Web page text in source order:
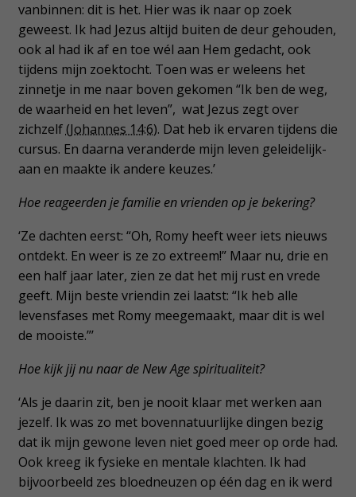
vanbinnen: dit is het. Hier was ik naar op zoek
geweest. Ik had Jezus altijd buiten de deur gehouden,
ook al had ik af en toe wél aan Hem gedacht, ook
tijdens mijn zoektocht. Toen was er weleens het
zinnetje in me naar boven gekomen “Ik ben de weg,
de waarheid en het leven”, wat Jezus zegt over
zichzelf(Johannes 14:6). Dat heb ik ervaren tijdens die
cursus. En daarna veranderde mijn leven geleidelijk-
aan en maakte ik andere keuzes.’
Hoe reageerden je familie en vrienden op je bekering?
‘Ze dachten eerst: “Oh, Romy heeft weer iets nieuws
ontdekt. En weer is ze zo extreem!” Maar nu, drie en
een half jaar later, zien ze dat het mij rust en vrede
geeft. Mijn beste vriendin zei laatst: “Ik heb alle
levensfases met Romy meegemaakt, maar dit is wel
de mooiste.”’
Hoe kijk jij nu naar de New Age spiritualiteit?
‘Als je daarin zit, ben je nooit klaar met werken aan
jezelf. Ik was zo met bovennatuurlijke dingen bezig
dat ik mijn gewone leven niet goed meer op orde had.
Ook kreeg ik fysieke en mentale klachten. Ik had
bijvoorbeeld zes bloedneuzen op één dag en ik werd